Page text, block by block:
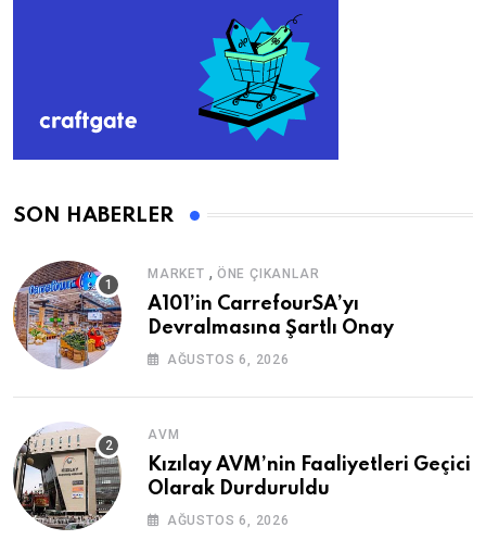
SON HABERLER
MARKET , ÖNE ÇIKANLAR
A101’in CarrefourSA’yı
Devralmasına Şartlı Onay
AĞUSTOS 6, 2026
AVM
Kızılay AVM’nin Faaliyetleri Geçici
Olarak Durduruldu
AĞUSTOS 6, 2026